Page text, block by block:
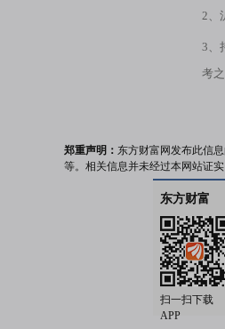
2、
3、
考
郑重声明： 东方财富网发布此信
等。相关信息并未经过本网站证
东方财富
扫一扫下载
APP